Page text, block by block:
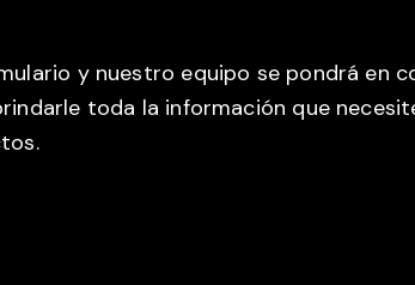
y nuestro equipo se pondrá en
toda la información que